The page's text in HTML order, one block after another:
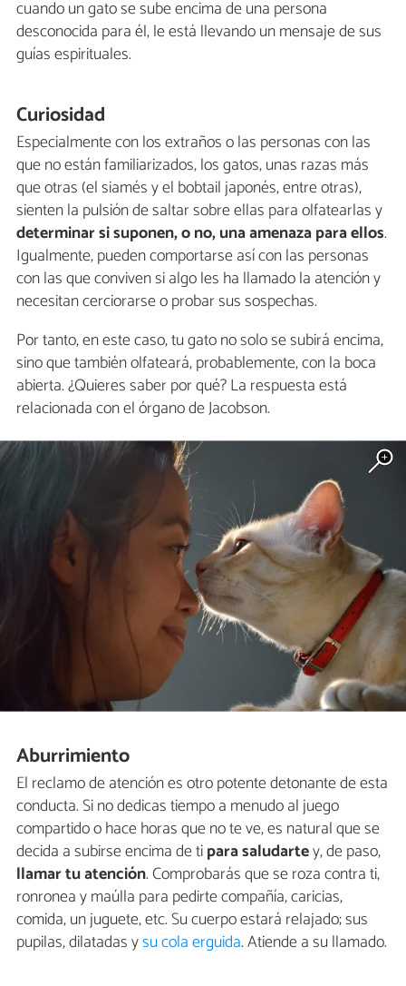
cuando un gato se sube encima de una persona
desconocida para él, le está llevando un mensaje de sus
guías espirituales.
Curiosidad
Especialmente con los extraños o las personas con las
que no están familiarizados, los gatos, unas razas más
que otras (el siamés y el bobtail japonés, entre otras),
sienten la pulsión de saltar sobre ellas para olfatearlas y
determinar si suponen, o no, una amenaza para ellos.
Igualmente, pueden comportarse así con las personas
con las que conviven si algo les ha llamado la atención y
necesitan cerciorarse o probar sus sospechas.
Por tanto, en este caso, tu gato no solo se subirá encima,
sino que también olfateará, probablemente, con la boca
abierta. ¿Quieres saber por qué? La respuesta está
relacionada con el órgano de Jacobson.
Aburrimiento
El reclamo de atención es otro potente detonante de esta
conducta. Si no dedicas tiempo a menudo al juego
compartido o hace horas que no te ve, es natural que se
decida a subirse encima de tipara saludartey, de paso,
llamar tu atención. Comprobarás que se roza contra ti,
ronronea y maúlla para pedirte compañía, caricias,
comida, un juguete, etc. Su cuerpo estará relajado; sus
pupilas, dilatadas ysu cola erguida. Atiende a su llamado.